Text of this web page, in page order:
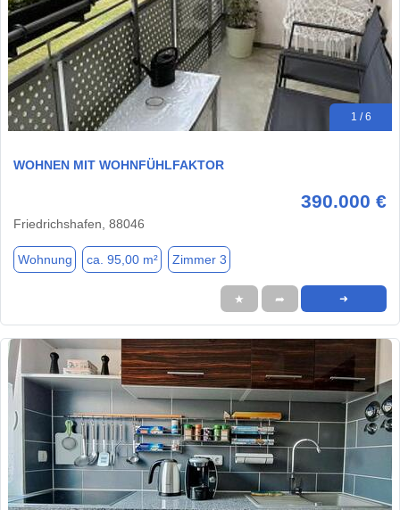
1 / 6
WOHNEN MIT WOHNFÜHLFAKTOR
390.000 €
Friedrichshafen, 88046
Wohnung ca. 95,00 m² Zimmer 3
★ ➦ ➜